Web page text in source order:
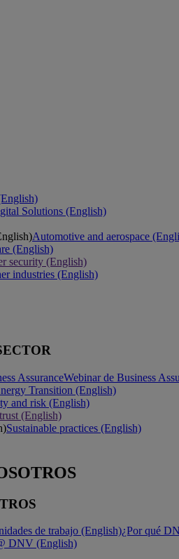
Solutions (English)
Automotive and aerospace
(English)
security (English)
industries (English)
AssuranceWebinar de Business
Transition (English)
and risk (English)
(English)
Sustainable practices (English)
de trabajo (English)¿Por qué
DNV (English)